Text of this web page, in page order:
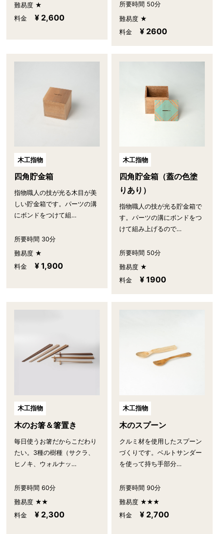
難易度 ★
料金
¥ 2,600
所要時間 50分
難易度 ★
料金
¥ 2600
木工指物
四角貯金箱
指物職人の技が光る木目が美
しい貯金箱です。パーツの溝
にボンドをつけて組…
所要時間 30分
難易度 ★
料金
¥ 1,900
木工指物
四角貯金箱（蓋の色塗
りあり）
指物職人の技が光る貯金箱で
す。パーツの溝にボンドをつ
けて組み上げるので…
所要時間 50分
難易度 ★
料金
¥ 1900
木工指物
木のお箸＆箸置き
毎日使うお箸だからこだわり
たい。3種の樹種（サクラ、
ヒノキ、ウォルナッ…
所要時間 60分
難易度 ★★
料金
¥ 2,300
木工指物
木のスプーン
クルミ材を使用したスプーン
づくりです。ベルトサンダー
を使って持ち手部分…
所要時間 90分
難易度 ★★★
料金
¥ 2,700